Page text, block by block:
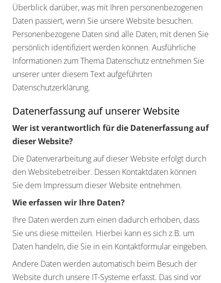
Überblick darüber, was mit Ihren personenbezogenen
Daten passiert, wenn Sie unsere Website besuchen.
Personenbezogene Daten sind alle Daten, mit denen Sie
persönlich identifiziert werden können. Ausführliche
Informationen zum Thema Datenschutz entnehmen Sie
unserer unter diesem Text aufgeführten
Datenschutzerklärung.
Datenerfassung auf unserer Website
Wer ist verantwortlich für die Datenerfassung auf
dieser Website?
Die Datenverarbeitung auf dieser Website erfolgt durch
den Websitebetreiber. Dessen Kontaktdaten können
Sie dem Impressum dieser Website entnehmen.
Wie erfassen wir Ihre Daten?
Ihre Daten werden zum einen dadurch erhoben, dass
Sie uns diese mitteilen. Hierbei kann es sich z.B. um
Daten handeln, die Sie in ein Kontaktformular eingeben.
Andere Daten werden automatisch beim Besuch der
Website durch unsere IT-Systeme erfasst. Das sind vor